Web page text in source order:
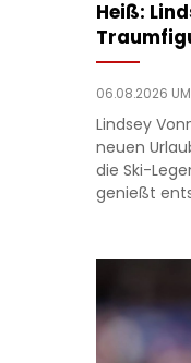
Heiß:
06.08.2026
Lindsey
neuen
die Ski-
genießt